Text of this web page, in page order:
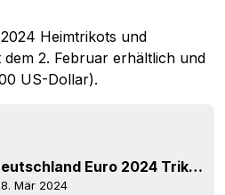
Heimtrikots und
2. Februar erhältlich und
US-Dollar).